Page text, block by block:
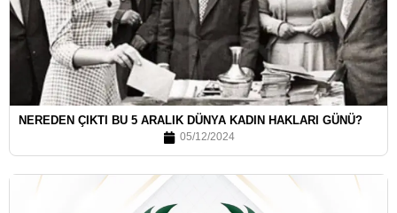
NEREDEN ÇIKTI BU 5 ARALIK DÜNYA KADIN HAKLARI GÜNÜ?
05/12/2024